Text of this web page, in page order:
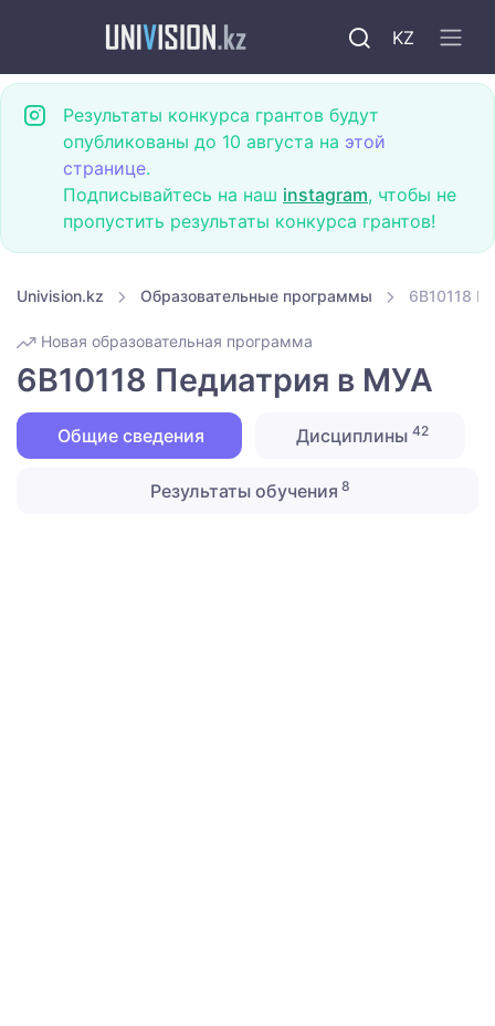
KZ
Результаты конкурса грантов будут
опубликованы до 10 августа на этой
странице.
Подписывайтесь на наш instagram, чтобы не
пропустить результаты конкурса грантов!
Univision.kz Образовательные программы 6B10118
Новая образовательная программа
6B10118 Педиатрия в МУА
Общие сведения Дисциплины 42
Результаты обучения 8